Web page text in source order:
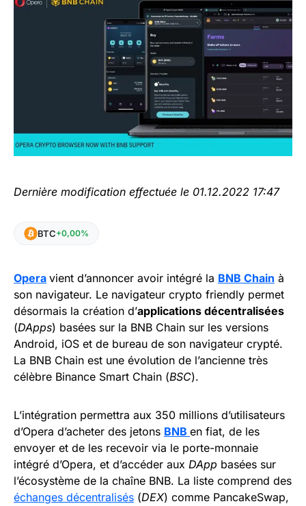
Dernière modification effectuée le 01.12.2022 17:47
BTC+0,00%
Opera vient d’annoncer avoir intégré la BNB Chain à
son navigateur. Le navigateur crypto friendly permet
désormais la création d’applications décentralisées
(DApps) basées sur la BNB Chain sur les versions
Android, iOS et de bureau de son navigateur crypté.
La BNB Chain est une évolution de l’ancienne très
célèbre Binance Smart Chain (BSC).
L’intégration permettra aux 350 millions d’utilisateurs
d’Opera d’acheter des jetons BNB en fiat, de les
envoyer et de les recevoir via le porte-monnaie
intégré d’Opera, et d’accéder aux DApp basées sur
l’écosystème de la chaîne BNB. La liste comprend des
échanges décentralisés (DEX) comme PancakeSwap,